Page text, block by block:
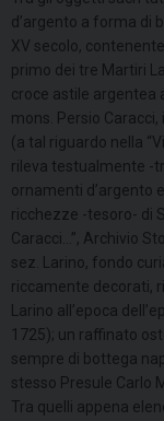
d’argento a forma di
XV secolo,
primo dei tre Martiri
croce astile argentea
mons. Persio
(a tal riguardo nella
rileva testualmente -
ornamenti d’argento
ricchezze -tesoro- di
Caracci…”, Archivio
sez. Larino, fondo
riccamente decorati,
Larino all’epoca
1725); un raffinato
sempre di bottega
stesso Presule Carlo
Tra quelli appena